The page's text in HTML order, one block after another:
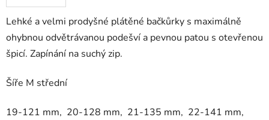
Lehké a velmi prodyšné plátěné bačkůrky s maximálně
ohybnou odvětrávanou podešví a pevnou patou s otevřenou
špicí. Zapínání na suchý zip.
Šíře M střední
19-121 mm, 20-128 mm, 21-135 mm, 22-141 mm,